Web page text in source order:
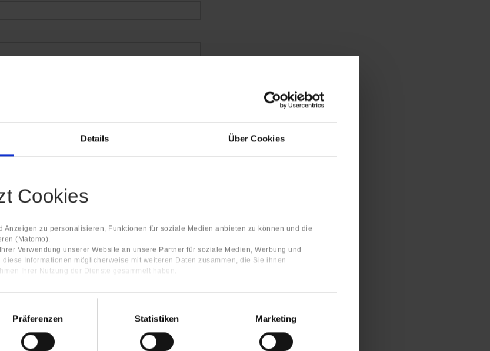
Details Über Cookies
Cookies
Anzeigen zu personalisieren, Funktionen für soziale Medien anbieten zu können und die
(Matomo).
Verwendung unserer Website an unsere Partner für soziale Medien, Werbung und
Informationen möglicherweise mit weiteren Daten zusammen, die Sie ihnen
Ihrer Nutzung der Dienste gesammelt haben.
Präferenzen Statistiken Marketing